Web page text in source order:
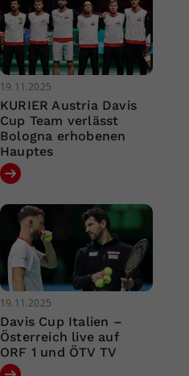
19.11.2025
KURIER Austria Davis
Cup Team verlässt
Bologna erhobenen
Hauptes
19.11.2025
Davis Cup Italien –
Österreich live auf
ORF 1 und ÖTV TV